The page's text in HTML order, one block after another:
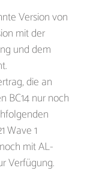
Version von
mit der
und dem
die an
BC14 nur noch
Wave 1
mit AL-
Verfügung.